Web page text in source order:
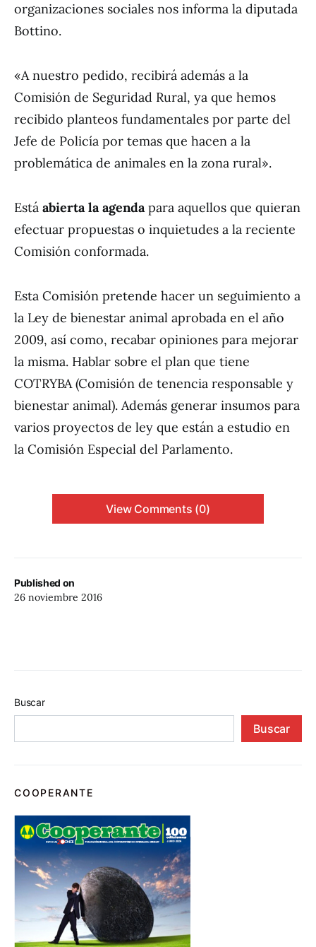
Published on
26 noviembre 2016
organizaciones sociales nos informa la diputada
Bottino.
«A nuestro pedido, recibirá además a la
Comisión de Seguridad Rural, ya que hemos
recibido planteos fundamentales por parte del
Jefe de Policía por temas que hacen a la
problemática de animales en la zona rural».
Está abierta la agendapara aquellos que quieran
efectuar propuestas o inquietudes a la reciente
Comisión conformada.
Esta Comisión pretende hacer un seguimiento a
la Ley de bienestar animal aprobada en el año
2009, así como, recabar opiniones para mejorar
la misma. Hablar sobre el plan que tiene
COTRYBA (Comisión de tenencia responsable y
bienestar animal). Además generar insumos para
varios proyectos de ley que están a estudio en
la Comisión Especial del Parlamento.
View Comments (0)
Buscar
Buscar
COOPERANTE